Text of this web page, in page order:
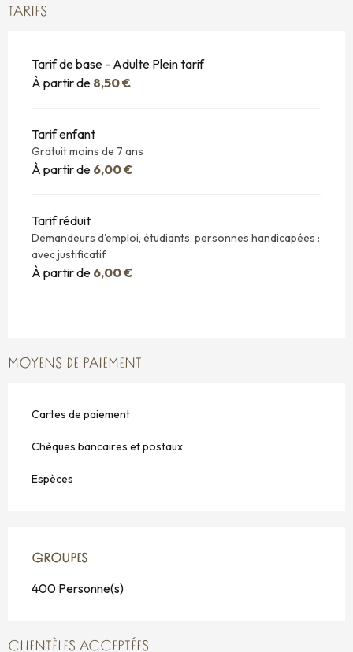
TARIFS
Tarif de base - Adulte Plein tarif
À partir de 8,50 €
Tarif enfant
Gratuit moins de 7 ans
À partir de 6,00 €
Tarif réduit
Demandeurs d'emploi, étudiants, personnes handicapées :
avec justificatif
À partir de 6,00 €
MOYENS DE PAIEMENT
Cartes de paiement
Chèques bancaires et postaux
Espèces
GROUPES
GROUPES
400 Personne(s)
CLIENTÈLES ACCEPTÉES